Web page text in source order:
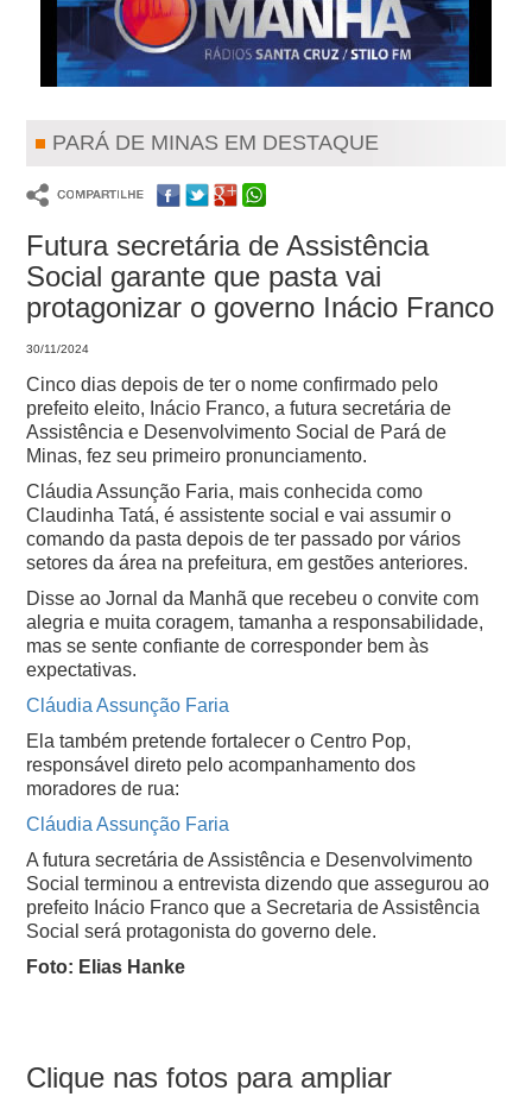
PARÁ DE MINAS EM DESTAQUE
Futura secretária de Assistência
Social garante que pasta vai
protagonizar o governo Inácio Franco
30/11/2024
Cinco dias depois de ter o nome confirmado pelo
prefeito eleito, Inácio Franco, a futura secretária de
Assistência e Desenvolvimento Social de Pará de
Minas, fez seu primeiro pronunciamento.
Cláudia Assunção Faria, mais conhecida como
Claudinha Tatá, é assistente social e vai assumir o
comando da pasta depois de ter passado por vários
setores da área na prefeitura, em gestões anteriores.
Disse ao Jornal da Manhã que recebeu o convite com
alegria e muita coragem, tamanha a responsabilidade,
mas se sente confiante de corresponder bem às
expectativas.
Cláudia Assunção Faria
Ela também pretende fortalecer o Centro Pop,
responsável direto pelo acompanhamento dos
moradores de rua:
Cláudia Assunção Faria
A futura secretária de Assistência e Desenvolvimento
Social terminou a entrevista dizendo que assegurou ao
prefeito Inácio Franco que a Secretaria de Assistência
Social será protagonista do governo dele.
Foto: Elias Hanke
Clique nas fotos para ampliar